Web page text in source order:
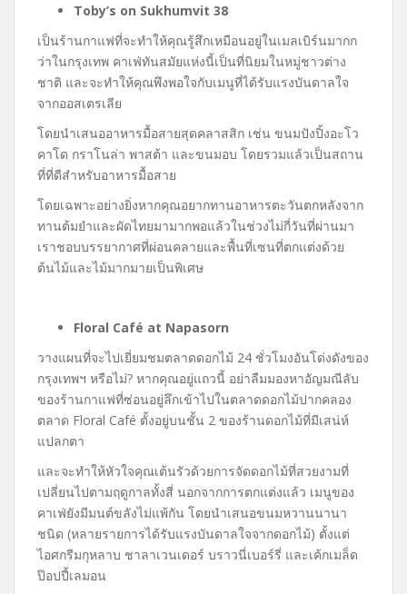
Toby’s on Sukhumvit 38
เป็นร้านกาแฟที่จะทำให้คุณรู้สึกเหมือนอยู่ในเมลเบิร์นมากก
ว่าในกรุงเทพ คาเฟ่ทันสมัยแห่งนี้เป็นที่นิยมในหมู่ชาวต่าง
ชาติ และจะทำให้คุณพึงพอใจกับเมนูที่ได้รับแรงบันดาลใจ
จากออสเตรเลีย
โดยนำเสนออาหารมื้อสายสุดคลาสสิก เช่น ขนมปังปิ้งอะโว
คาโด กราโนล่า พาสต้า และขนมอบ โดยรวมแล้วเป็นสถาน
ที่ที่ดีสำหรับอาหารมื้อสาย
โดยเฉพาะอย่างยิ่งหากคุณอยากทานอาหารตะวันตกหลังจาก
ทานต้มยำและผัดไทยมามากพอแล้วในช่วงไม่กี่วันที่ผ่านมา
เราชอบบรรยากาศที่ผ่อนคลายและพื้นที่เซนที่ตกแต่งด้วย
ต้นไม้และไม้มากมายเป็นพิเศษ
Floral Café at Napasorn
วางแผนที่จะไปเยี่ยมชมตลาดดอกไม้ 24 ชั่วโมงอันโด่งดังของ
กรุงเทพฯ หรือไม่? หากคุณอยู่แถวนี้ อย่าลืมมองหาอัญมณีลับ
ของร้านกาแฟที่ซ่อนอยู่ลึกเข้าไปในตลาดดอกไม้ปากคลอง
ตลาด Floral Café ตั้งอยู่บนชั้น 2 ของร้านดอกไม้ที่มีเสน่ห์
แปลกตา
และจะทำให้หัวใจคุณเต้นรัวด้วยการจัดดอกไม้ที่สวยงามที่
เปลี่ยนไปตามฤดูกาลทั้งสี่ นอกจากการตกแต่งแล้ว เมนูของ
คาเฟ่ยังมีมนต์ขลังไม่แพ้กัน โดยนำเสนอขนมหวานนานา
ชนิด (หลายรายการได้รับแรงบันดาลใจจากดอกไม้) ตั้งแต่
ไอศกรีมกุหลาบ ชาลาเวนเดอร์ บราวนี่เบอร์รี่ และเค้กเมล็ด
ป๊อปปี้เลมอน